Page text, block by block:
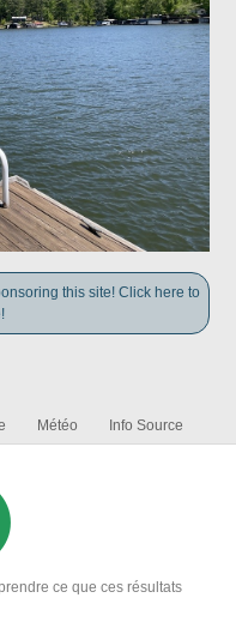
this site! Click here to
Météo Info Source
ce que ces résultats